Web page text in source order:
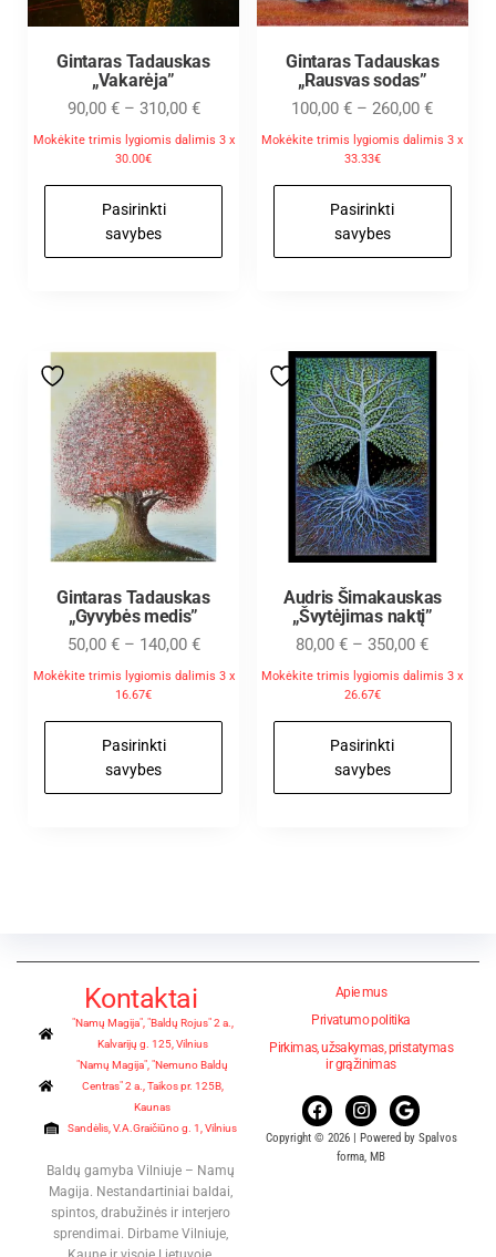
Gintaras Tadauskas
„Vakarėja”
90,00 € – 310,00 €
Mokėkite trimis lygiomis dalimis 3 x
30.00€
Pasirinkti
savybes
Gintaras Tadauskas
„Rausvas sodas”
100,00€ – 260,00€
Mokėkite trimis lygiomis dalimis 3 x
33.33€
Pasirinkti
savybes
Gintaras Tadauskas
„Gyvybės medis”
50,00 € – 140,00 €
Mokėkite trimis lygiomis dalimis 3 x
16.67€
Pasirinkti
savybes
Audris Šimakauskas
„Švytėjimas naktį”
80,00€ – 350,00€
Mokėkite trimis lygiomis dalimis 3 x
26.67€
Pasirinkti
savybes
Kontaktai
"Namų Magija", "Baldų Rojus" 2 a.,
Kalvarijų g. 125, Vilnius
"Namų Magija", "Nemuno Baldų
Centras" 2 a., Taikos pr. 125B,
Kaunas
Sandėlis, V.A.Graičiūno g. 1, Vilnius
Baldų gamyba Vilniuje – Namų
Magija. Nestandartiniai baldai,
spintos, drabužinės ir interjero
sprendimai. Dirbame Vilniuje,
Apie mus
Privatumo politika
Pirkimas, užsakymas, pristatymas
ir grąžinimas
Copyright © 2026 | Powered by Spalvos
forma, MB